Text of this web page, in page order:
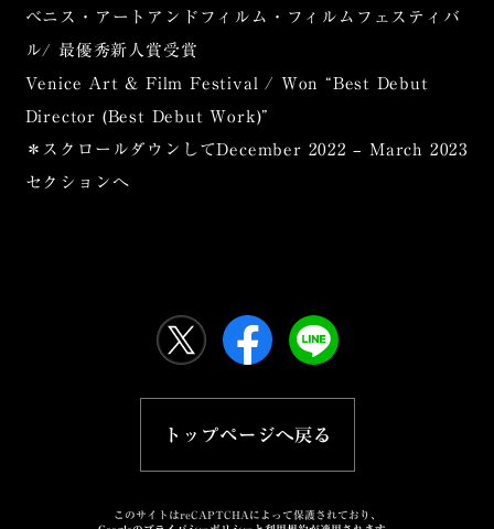
ベニス・アートアンドフィルム・フィルムフェスティバ
ル/ 最優秀新人賞受賞
Venice Art & Film Festival / Won “Best Debut
Director (Best Debut Work)”
＊スクロールダウンしてDecember 2022 – March 2023
セクションへ
トップページへ戻る
このサイトはreCAPTCHAによって保護されており、